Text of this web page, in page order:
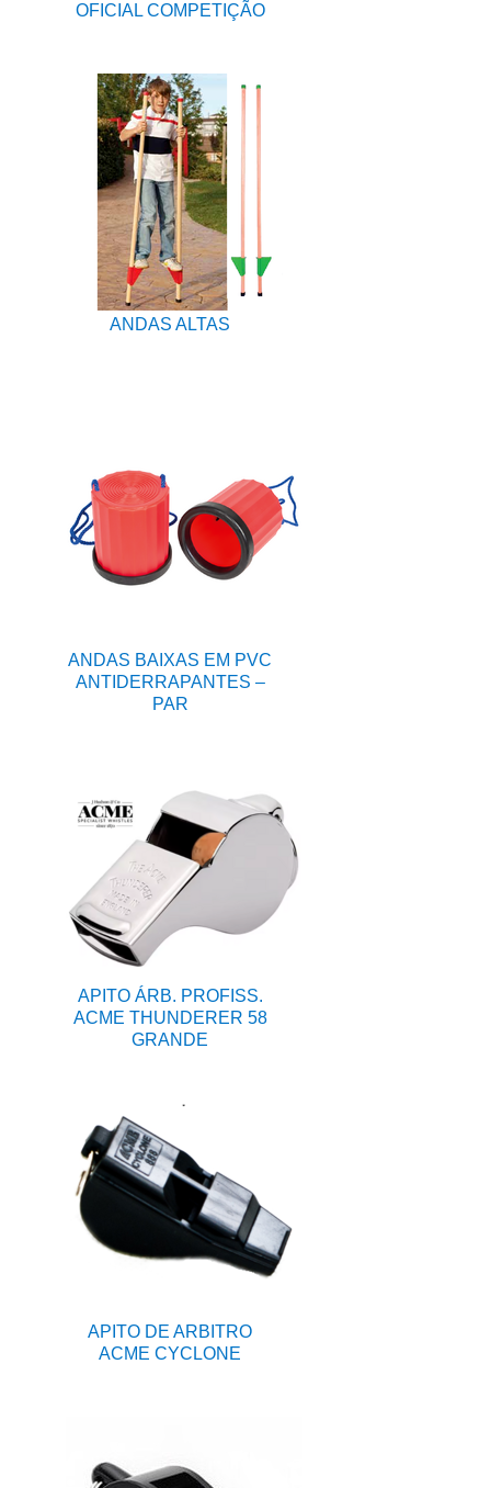
OFICIAL COMPETIÇÃO
ANDAS ALTAS
ANDAS BAIXAS EM PVC
ANTIDERRAPANTES –
PAR
APITO ÁRB. PROFISS.
ACME THUNDERER 58
GRANDE
APITO DE ARBITRO
ACME CYCLONE